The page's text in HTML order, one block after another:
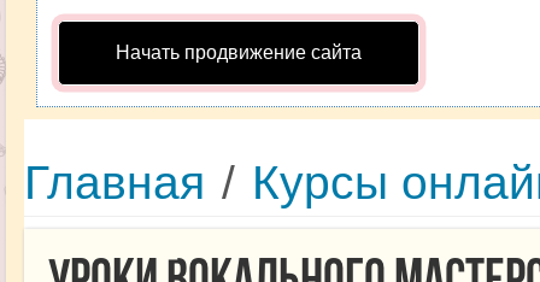
Начать продвижение сайта
Главная / Курсы